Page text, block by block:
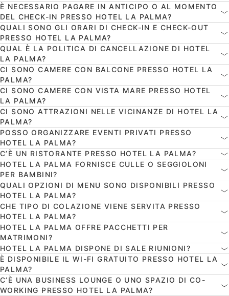
È NECESSARIO PAGARE IN ANTICIPO O AL MOMENTO
DEL CHECK-IN PRESSO HOTEL LA PALMA?
QUALI SONO GLI ORARI DI CHECK-IN E CHECK-OUT
PRESSO HOTEL LA PALMA?
QUAL È LA POLITICA DI CANCELLAZIONE DI HOTEL
LA PALMA?
CI SONO CAMERE CON BALCONE PRESSO HOTEL LA
PALMA?
CI SONO CAMERE CON VISTA MARE PRESSO HOTEL
LA PALMA?
CI SONO ATTRAZIONI NELLE VICINANZE DI HOTEL LA
PALMA?
POSSO ORGANIZZARE EVENTI PRIVATI PRESSO
HOTEL LA PALMA?
C’È UN RISTORANTE PRESSO HOTEL LA PALMA?
HOTEL LA PALMA FORNISCE CULLE O SEGGIOLONI
PER BAMBINI?
QUALI OPZIONI DI MENU SONO DISPONIBILI PRESSO
HOTEL LA PALMA?
CHE TIPO DI COLAZIONE VIENE SERVITA PRESSO
HOTEL LA PALMA?
HOTEL LA PALMA OFFRE PACCHETTI PER
MATRIMONI?
HOTEL LA PALMA DISPONE DI SALE RIUNIONI?
È DISPONIBILE IL WI-FI GRATUITO PRESSO HOTEL LA
PALMA?
C’È UNA BUSINESS LOUNGE O UNO SPAZIO DI CO-
WORKING PRESSO HOTEL LA PALMA?